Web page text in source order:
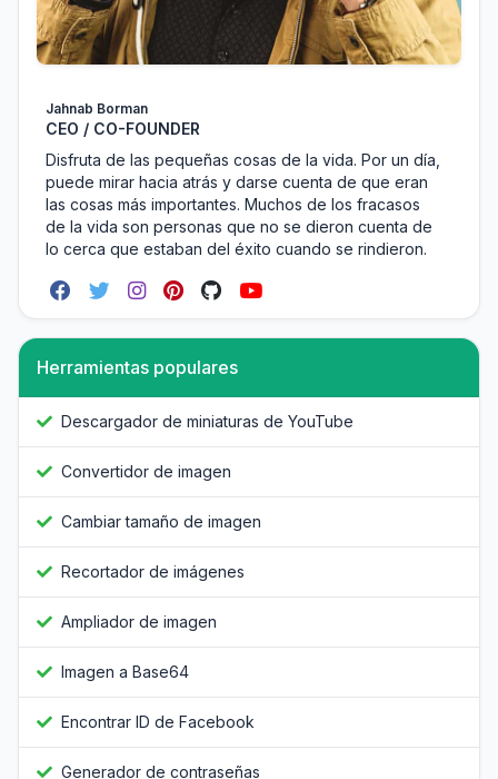
Jahnab Borman
CEO / CO-FOUNDER
Disfruta de las pequeñas cosas de la vida. Por un día,
puede mirar hacia atrás y darse cuenta de que eran
las cosas más importantes. Muchos de los fracasos
de la vida son personas que no se dieron cuenta de
lo cerca que estaban del éxito cuando se rindieron.
Herramientas populares
Descargador de miniaturas de YouTube
Convertidor de imagen
Cambiar tamaño de imagen
Recortador de imágenes
Ampliador de imagen
Imagen a Base64
Encontrar ID de Facebook
Generador de contraseñas